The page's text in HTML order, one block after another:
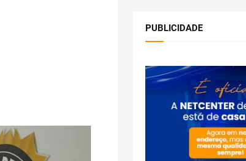
PUBLICIDADE